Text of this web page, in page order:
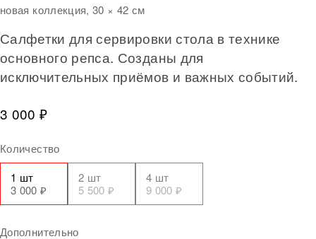
новая коллекция, 30 × 42 см
Салфетки для сервировки стола в технике
основного репса. Созданы для
исключительных приёмов и важных событий.
3 000 ₽
Количество
1 шт
3 000 ₽
2 шт
5 500 ₽
4 шт
9 000 ₽
Дополнительно